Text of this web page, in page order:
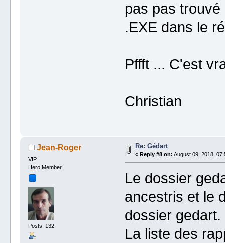
pas pas
.EXE dans le
Pffft ... C'est
Christian
Jean-Roger
VIP
Hero Member
Posts: 132
Re: Gédart
« Reply #8 on: August 09, 2018,
Le dossier
ancestris et le
dossier gedart.
La liste des